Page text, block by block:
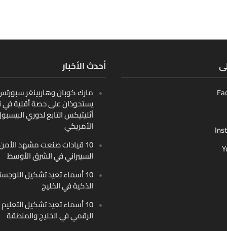
أحدث الأخبار
مارك كوبان وهاربينغر سبورتس
يستحوذان على حصة أقلية في
أثليتيكس التابع لدوري
الأمريكي
10 قيادات صنعت مشهد
السيبراني في الشرق الأوسط
10 أسماء تعيد تشكيل
الذكية في الخليج
10 أسماء تعيد تشكيل التعليم
الرقمي في الخليج والمنطقة